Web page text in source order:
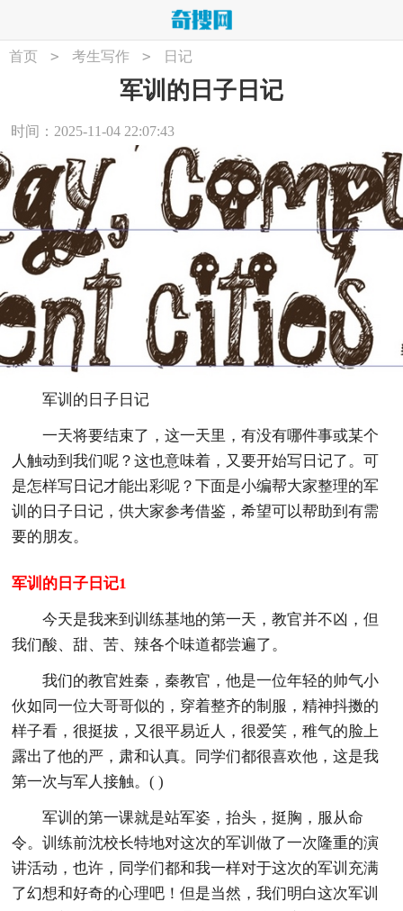
首页 > 考生写作 > 日记
军训的日子日记
时间：2025-11-04 22:07:43
军训的日子日记
一天将要结束了，这一天里，有没有哪件事或某个
人触动到我们呢？这也意味着，又要开始写日记了。可
是怎样写日记才能出彩呢？下面是小编帮大家整理的军
训的日子日记，供大家参考借鉴，希望可以帮助到有需
要的朋友。
军训的日子日记1
今天是我来到训练基地的第一天，教官并不凶，但
我们酸、甜、苦、辣各个味道都尝遍了。
我们的教官姓秦，秦教官，他是一位年轻的帅气小
伙如同一位大哥哥似的，穿着整齐的制服，精神抖擞的
样子看，很挺拔，又很平易近人，很爱笑，稚气的脸上
露出了他的严，肃和认真。同学们都很喜欢他，这是我
第一次与军人接触。( )
军训的第一课就是站军姿，抬头，挺胸，服从命
令。训练前沈校长特地对这次的军训做了一次隆重的演
讲活动，也许，同学们都和我一样对于这次的军训充满
了幻想和好奇的心理吧！但是当然，我们明白这次军训